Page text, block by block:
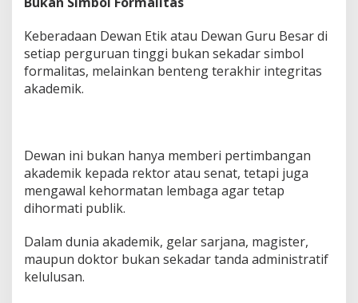
Keberadaan Dewan Etik atau Dewan Guru Besar di
setiap perguruan tinggi bukan sekadar simbol
formalitas, melainkan benteng terakhir integritas
akademik.
Dewan ini bukan hanya memberi pertimbangan
akademik kepada rektor atau senat, tetapi juga
mengawal kehormatan lembaga agar tetap
dihormati publik.
Dalam dunia akademik, gelar sarjana, magister,
maupun doktor bukan sekadar tanda administratif
kelulusan.